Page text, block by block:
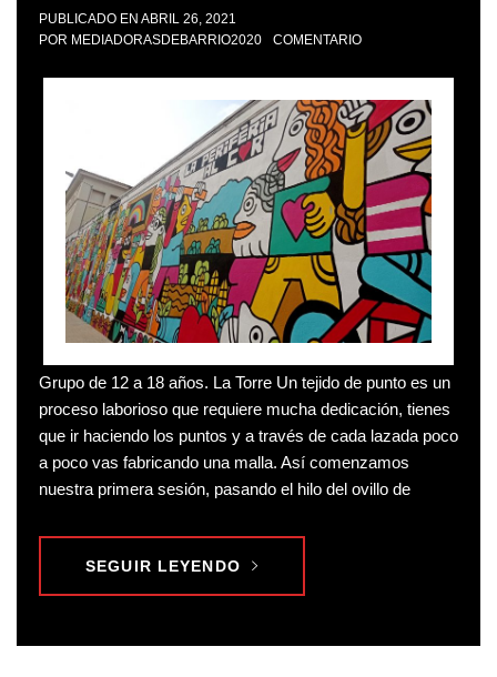
PUBLICADO EN ABRIL 26, 2021
POR MEDIADORASDEBARRIO2020 COMENTARIO
Grupo de 12 a 18 años. La Torre Un tejido de punto es un
proceso laborioso que requiere mucha dedicación, tienes
que ir haciendo los puntos y a través de cada lazada poco
a poco vas fabricando una malla. Así comenzamos
nuestra primera sesión, pasando el hilo del ovillo de
SEGUIR LEYENDO